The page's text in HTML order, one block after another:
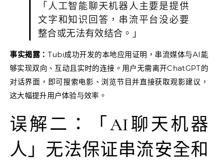
「人工智能聊天机器人主要是提供
文字和知识回答，串流平台没必要
整合或无法有效结合。」
事实揭露： Tubi成功开发的本地应用证明，串流媒体与AI能
够实现双向、互动且实时的连接。用户无需离开ChatGPT的
对话界面，即可搜索电影、浏览节目并直接获取观影建议，
这大幅提升用户体验与效率。
误解二：「AI聊天机器
人」无法保证串流安全和